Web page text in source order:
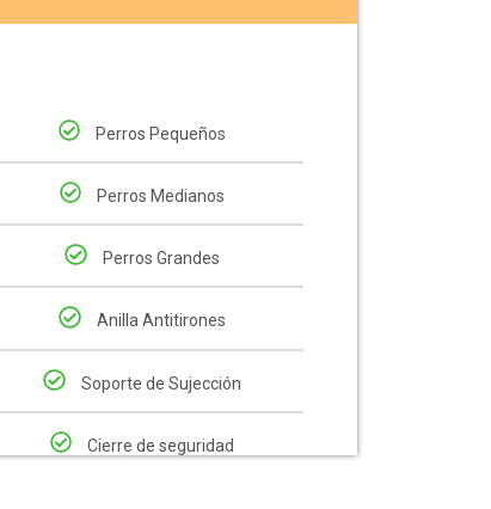
Perros Pequeños
Perros Medianos
Perros Grandes
Anilla Antitirones
Soporte de Sujección
Cierre de seguridad